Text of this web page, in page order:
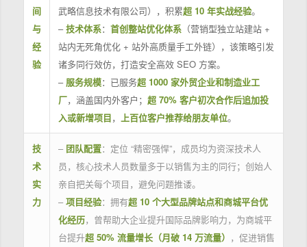
间
与
经
验
武略信息技术有限公司），积累超 10 年实战经验。
–技术体系： 首创整站优化体系（营销型独立站建站 +
站内无死角优化 + 站外高质量手工外链），该策略引发
诸多同行效仿，打造安全高效 SEO 方案。
– 服务规模：已服务超 1000 家外贸企业和制造业工
厂，涵盖国内外客户； 超 70% 客户初次合作后追加投
入或新增项目， 上百位客户推荐给朋友单位。
技
术
实
力
– 团队配置：定位 “精密强悍”，成员均为资深技术人
员，核心技术人员数量多于以销售为主的同行；创始人
亲自把关每个项目，避免问题推诿。
– 项目经验：拥有超 10 个大型品牌站点和商城平台优
化经历，曾帮助大企业提升国际品牌影响力，为商城平
台提升超 50% 流量增长（月破 14 万流量） ，促进销售